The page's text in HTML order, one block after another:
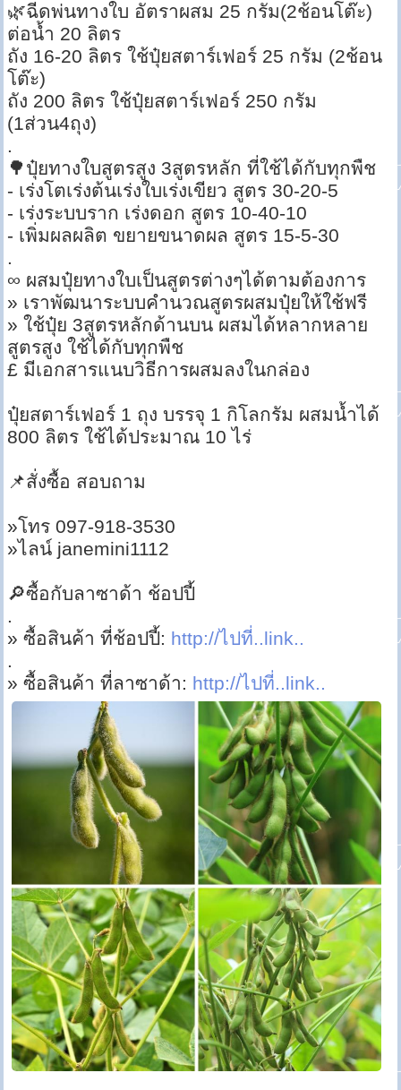
🌿ฉีดพ่นทางใบ อัตราผสม 25 กรัม(2ช้อนโต๊ะ)
ต่อน้ำ 20 ลิตร
ถัง 16-20 ลิตร ใช้ปุ๋ยสตาร์เฟอร์ 25 กรัม (2ช้อน
โต๊ะ)
ถัง 200 ลิตร ใช้ปุ๋ยสตาร์เฟอร์ 250 กรัม
(1ส่วน4ถุง)
.
🌳ปุ๋ยทางใบสูตรสูง 3สูตรหลัก ที่ใช้ได้กับทุกพืช
- เร่งโตเร่งต้นเร่งใบเร่งเขียว สูตร 30-20-5
- เร่งระบบราก เร่งดอก สูตร 10-40-10
- เพิ่มผลผลิต ขยายขนาดผล สูตร 15-5-30
.
∞ ผสมปุ๋ยทางใบเป็นสูตรต่างๆได้ตามต้องการ
» เราพัฒนาระบบคำนวณสูตรผสมปุ๋ยให้ใช้ฟรี
» ใช้ปุ๋ย 3สูตรหลักด้านบน ผสมได้หลากหลาย
สูตรสูง ใช้ได้กับทุกพืช
£ มีเอกสารแนบวิธีการผสมลงในกล่อง
ปุ๋ยสตาร์เฟอร์ 1 ถุง บรรจุ 1 กิโลกรัม ผสมน้ำได้
800 ลิตร ใช้ได้ประมาณ 10 ไร่
📌สั่งซื้อ สอบถาม
»โทร 097-918-3530
»ไลน์ janemini1112
🔎ซื้อกับลาซาด้า ช้อปปี้
.
» ซื้อสินค้า ที่ช้อปปี้: http://ไปที่..link..
.
» ซื้อสินค้า ที่ลาซาด้า: http://ไปที่..link..